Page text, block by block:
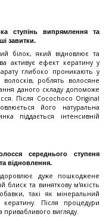
ступінь випрямлення та
завитки.
білок, який відновлює та
активує ефект кератину у
глибоко проникають у
волосків, роблять волосяне
даного складу допоможе
Після Cocochoco Original
його натуральна
піддається інтенсивній
середнього ступеня
відновлення.
дуже пошкоджене
блиск та виняткову м'якість
такі як мінеральний
Після процедури
привабливого вигляду.